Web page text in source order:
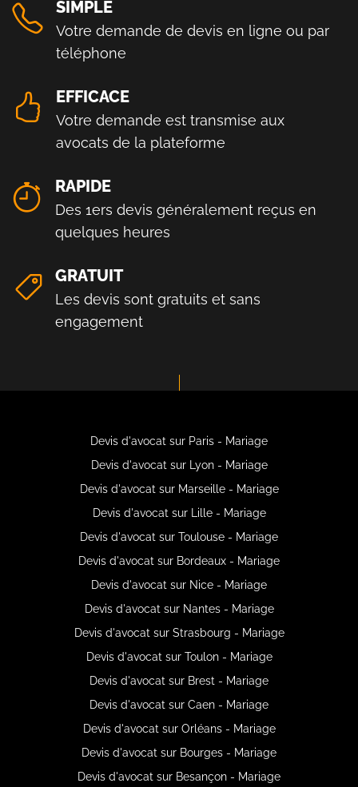
SIMPLE
Votre demande de devis en ligne ou par
téléphone
EFFICACE
Votre demande est transmise aux
avocats de la plateforme
RAPIDE
Des 1ers devis généralement reçus en
quelques heures
GRATUIT
Les devis sont gratuits et sans
engagement
Devis d'avocat sur Paris - Mariage
Devis d'avocat sur Lyon - Mariage
Devis d'avocat sur Marseille - Mariage
Devis d'avocat sur Lille - Mariage
Devis d'avocat sur Toulouse - Mariage
Devis d'avocat sur Bordeaux - Mariage
Devis d'avocat sur Nice - Mariage
Devis d'avocat sur Nantes - Mariage
Devis d'avocat sur Strasbourg - Mariage
Devis d'avocat sur Toulon - Mariage
Devis d'avocat sur Brest - Mariage
Devis d'avocat sur Caen - Mariage
Devis d'avocat sur Orléans - Mariage
Devis d'avocat sur Bourges - Mariage
Devis d'avocat sur Besançon - Mariage